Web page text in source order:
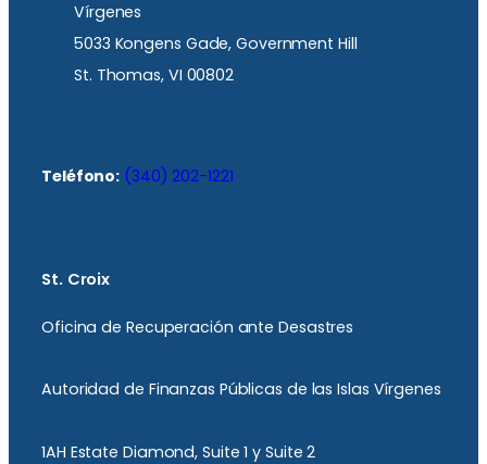
Vírgenes
5033 Kongens Gade, Government Hill
St. Thomas, VI 00802
Teléfono: (340) 202-1221
St. Croix
Oficina de Recuperación ante Desastres
Autoridad de Finanzas Públicas de las Islas Vírgenes
1AH Estate Diamond, Suite 1 y Suite 2